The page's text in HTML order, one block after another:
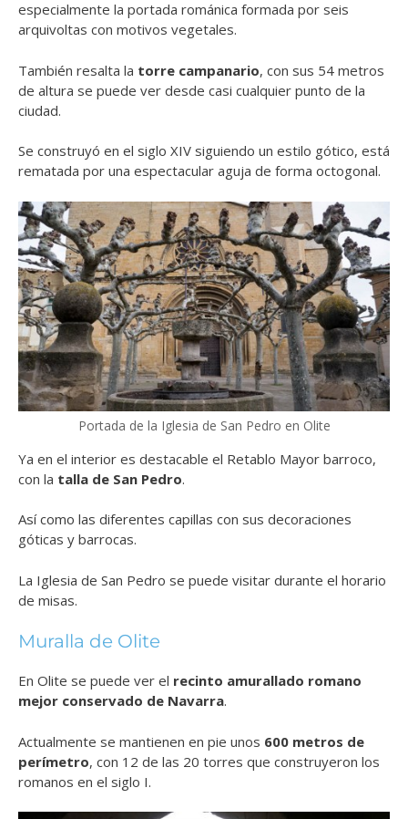
especialmente la portada románica formada por seis
arquivoltas con motivos vegetales.
También resalta la torre campanario, con sus 54 metros
de altura se puede ver desde casi cualquier punto de la
ciudad.
Se construyó en el siglo XIV siguiendo un estilo gótico, está
rematada por una espectacular aguja de forma octogonal.
Portada de la Iglesia de San Pedro en Olite
Ya en el interior es destacable el Retablo Mayor barroco,
con la talla de San Pedro.
Así como las diferentes capillas con sus decoraciones
góticas y barrocas.
La Iglesia de San Pedro se puede visitar durante el horario
de misas.
Muralla de Olite
En Olite se puede ver el recinto amurallado romano
mejor conservado de Navarra.
Actualmente se mantienen en pie unos 600 metros de
perímetro, con 12 de las 20 torres que construyeron los
romanos en el siglo I.